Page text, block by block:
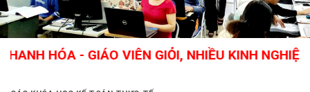
- GIÁO VIÊN GIỎI, NHIỀU KINH NGHIỆM